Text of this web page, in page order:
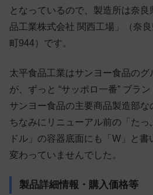
となっているので、製造所は奈
品工業株式会社 関西工場」（奈
町944）です。
太平食品工業はサンヨー食品の
が、ずっと “サッポロ一番” ブラ
サンヨー食品の主要商品製造部な
ちなみにリニューアル前の「た
ドル」の容器底面にも「W」と
変わっていませんでした。
製品詳細情報・購入価格等